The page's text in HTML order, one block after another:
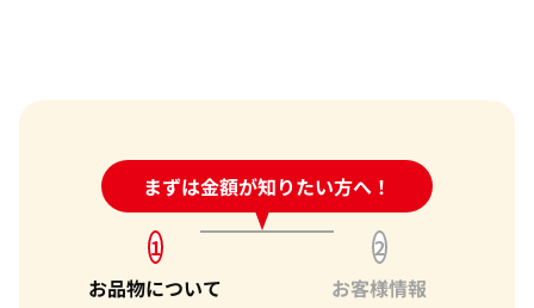
することです。そのためには、最新の市場相場をしっかりと把
握し、お客様に最適な価格をお伝えすることが不可欠です。弊
社では、時計の状態や付属品、為替の変動、生産数等を考慮
し、できる限りの価格でお取引させていただくことを心がけ
ております。さらに、弊社の強みである、海外への販路やキャ
まずは金額が知りたい方へ！
24時間受付中!問い合わせフォーム
1
お品物について
2
お客様情報